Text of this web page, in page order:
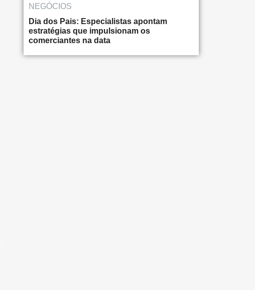
NEGÓCIOS
Dia dos Pais: Especialistas apontam
estratégias que impulsionam os
comerciantes na data